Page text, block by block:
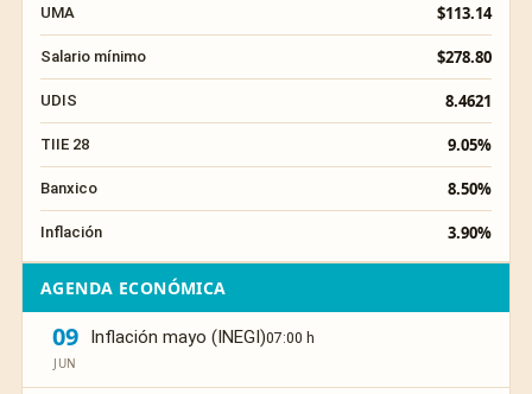
UMA $113.14
Salario mínimo $278.80
UDIS 8.4621
TIIE 28 9.05%
Banxico 8.50%
Inflación 3.90%
AGENDA ECONÓMICA
09
JUN
Inflación mayo (INEGI)07:00 h